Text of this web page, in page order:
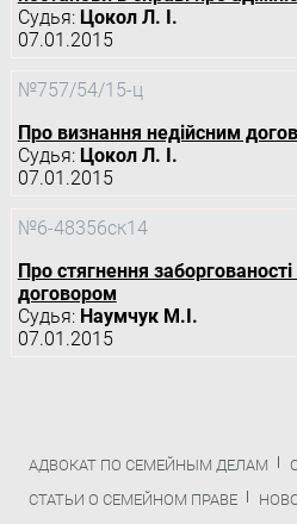
Судья: Цокол Л. І.
07.01.2015
№757/54/15-ц
Про визнання недійсним
Судья: Цокол Л. І.
07.01.2015
№6-48356ск14
Про стягнення
договором
Судья: Наумчук М.І.
07.01.2015
АДВОКАТ ПО СЕМЕЙНЫМ ДЕЛАМ
СТАТЬИ О СЕМЕЙНОМ ПРАВЕ